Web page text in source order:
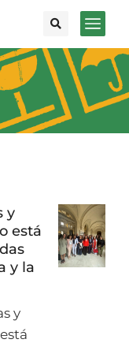
y
está
y la
y